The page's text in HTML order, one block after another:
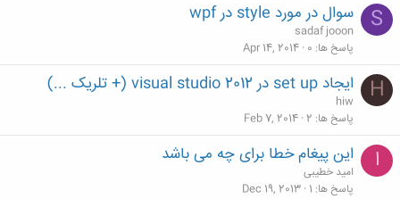
S سوال در مورد style در wpf
sadaf jooon
پاسخ ها 0
Apr 14, 2014
H ایجاد set up در visual studio 2012 (+ تلریک ...)
hiw
پاسخ ها 2
Feb 7, 2014
ا این پیغام خطا برای چه می باشد
امید خطیبی
پاسخ ها 1
Dec 19, 2013